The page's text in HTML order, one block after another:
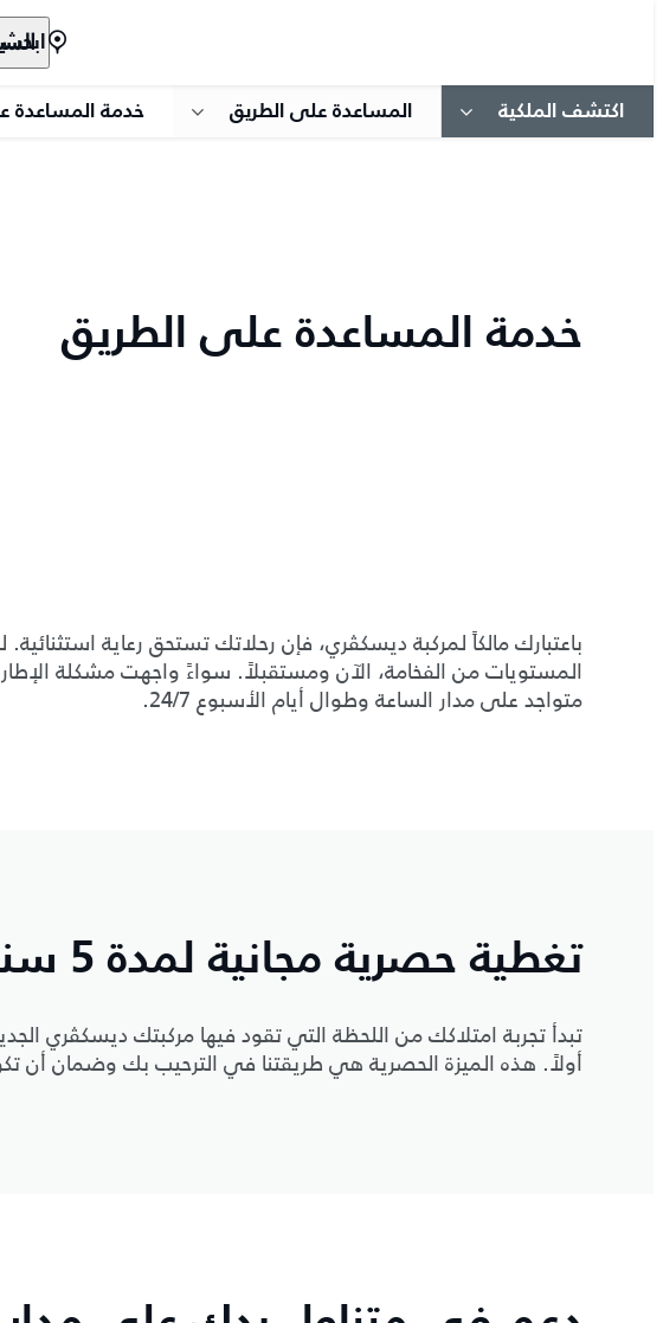
ابحث
اكتشف الملكية المساعدة على الطريق خدمة المساعدة
خدمة المساعدة على الطريق
باعتبارك مالكاً لمركبة ديسكڤري، فإن رحلاتك تستحق رعاية
المستويات من الفخامة، الآن ومستقبلاً. سواءً واجهت مشكلة الإطار
متواجد على مدار الساعة وطوال أيام الأسبوع 24/7.
تغطية حصرية مجانية لمدة 5 سنوات/150,000 كم
أولاً. هذه الميزة الحصرية هي طريقتنا في الترحيب بك وضمان أن